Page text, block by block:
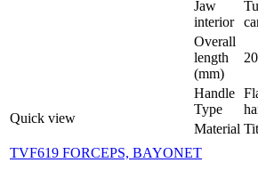
Quick view
Jaw
interior
Overall
length
(mm)
Handle
Type
Material
TVF619 FORCEPS, BAYONET